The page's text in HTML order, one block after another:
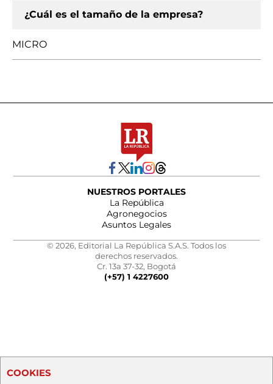
¿Cuál es el tamaño de la empresa?
MICRO
NUESTROS PORTALES
La República
Agronegocios
Asuntos Legales
© 2026, Editorial La República S.A.S. Todos los
derechos reservados.
Cr. 13a 37-32, Bogotá
(+57) 1 4227600
COOKIES